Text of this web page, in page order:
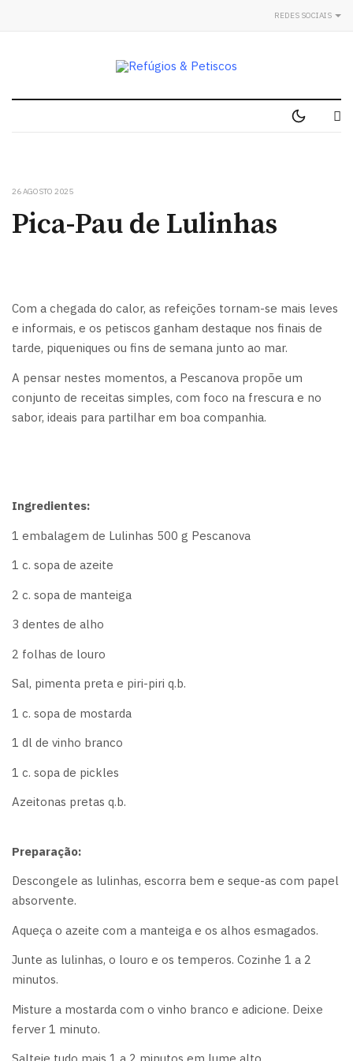
REDES SOCIAIS
26 AGOSTO 2025
Pica-Pau de Lulinhas
Com a chegada do calor, as refeições tornam-se mais leves
e informais, e os petiscos ganham destaque nos finais de
tarde, piqueniques ou fins de semana junto ao mar.
A pensar nestes momentos, a Pescanova propõe um
conjunto de receitas simples, com foco na frescura e no
sabor, ideais para partilhar em boa companhia.
Ingredientes:
1 embalagem de Lulinhas 500 g Pescanova
1 c. sopa de azeite
2 c. sopa de manteiga
3 dentes de alho
2 folhas de louro
Sal, pimenta preta e piri-piri q.b.
1 c. sopa de mostarda
1 dl de vinho branco
1 c. sopa de pickles
Azeitonas pretas q.b.
Preparação:
Descongele as lulinhas, escorra bem e seque-as com papel
absorvente.
Aqueça o azeite com a manteiga e os alhos esmagados.
Junte as lulinhas, o louro e os temperos. Cozinhe 1 a 2
minutos.
Misture a mostarda com o vinho branco e adicione. Deixe
ferver 1 minuto.